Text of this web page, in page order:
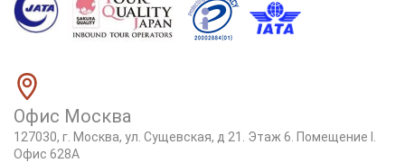
Офис Москва
127030, г. Москва, ул. Сущевская, д 21. Этаж 6. Помещение I.
Офис 628А